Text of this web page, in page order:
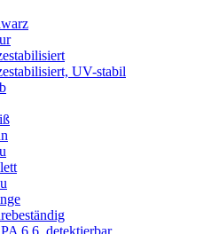
UV-stabil
6.6, detektierbar